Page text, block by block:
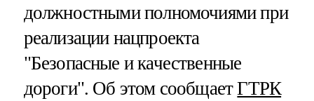
должностными полномочиями при
реализации нацпроекта
"Безопасные и качественные
дороги". Об этом сообщаетГТРК